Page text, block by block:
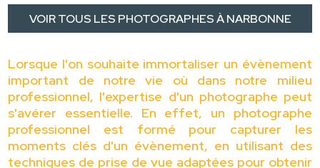
VOIR TOUS LES PHOTOGRAPHES À NARBONNE
Lorsque l'on souhaite immortaliser un évènement
important de notre vie où dans notre milieu
professionnel, l'expertise d'un photographe peut
s'avérer essentielle. En effet, un photographe
professionnel est formé pour capturer les
moments clés d'un évènement, en utilisant des
techniques de prise de vue adaptées pour obtenir